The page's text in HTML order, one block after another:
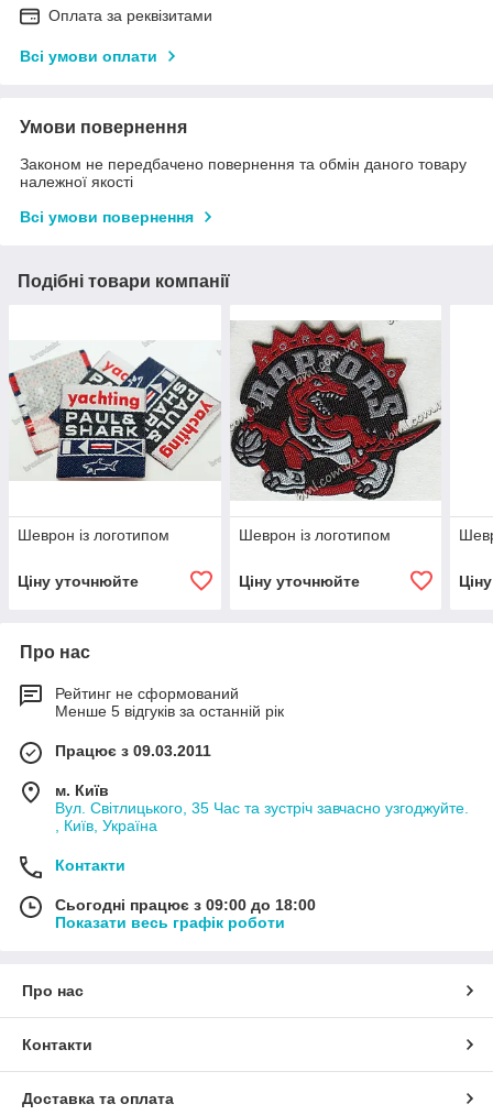
Оплата за реквізитами
Всі умови оплати
Умови повернення
Законом не передбачено повернення та обмін даного товару
належної якості
Всі умови повернення
Подібні товари компанії
Шеврон із логотипом
Ціну уточнюйте
Шеврон із логотипом
Ціну уточнюйте
Про нас
Рейтинг не сформований
Менше 5 відгуків за останній рік
Працює з 09.03.2011
м. Київ
Вул. Світлицького, 35 Час та зустріч завчасно узгоджуйте.
, Київ, Україна
Контакти
Сьогодні працює з 09:00 до 18:00
Показати весь графік роботи
Про нас
Контакти
Доставка та оплата